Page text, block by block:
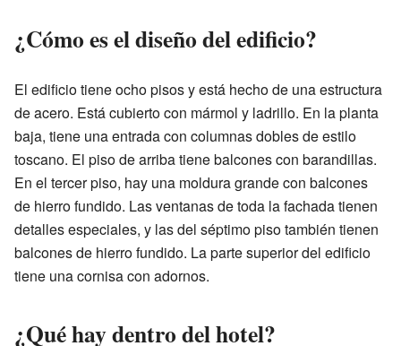
¿Cómo es el diseño del edificio?
El edificio tiene ocho pisos y está hecho de una estructura
de acero. Está cubierto con mármol y ladrillo. En la planta
baja, tiene una entrada con columnas dobles de estilo
toscano. El piso de arriba tiene balcones con barandillas.
En el tercer piso, hay una moldura grande con balcones
de hierro fundido. Las ventanas de toda la fachada tienen
detalles especiales, y las del séptimo piso también tienen
balcones de hierro fundido. La parte superior del edificio
tiene una cornisa con adornos.
¿Qué hay dentro del hotel?